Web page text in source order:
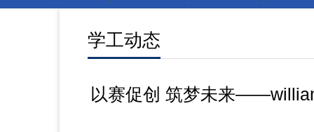
学工动态
以赛促创 筑梦未来